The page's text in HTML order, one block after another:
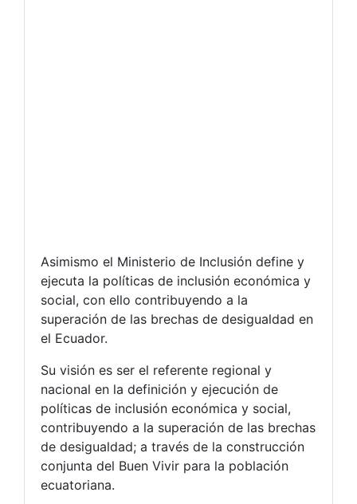
Asimismo el Ministerio de Inclusión define y
ejecuta la políticas de inclusión económica y
social, con ello contribuyendo a la
superación de las brechas de desigualdad en
el Ecuador.
Su visión es ser el referente regional y
nacional en la definición y ejecución de
políticas de inclusión económica y social,
contribuyendo a la superación de las brechas
de desigualdad; a través de la construcción
conjunta del Buen Vivir para la población
ecuatoriana.